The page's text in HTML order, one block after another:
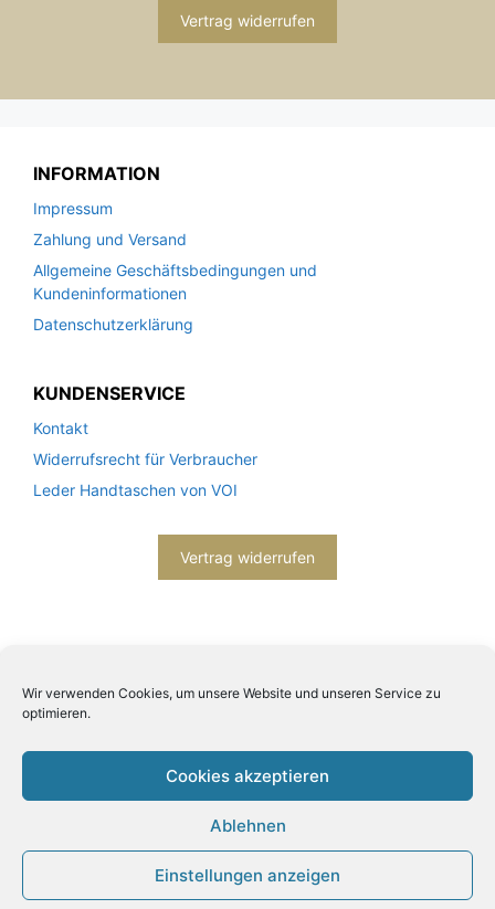
Wir verwenden Cookies, um unsere Website und unseren Service zu
optimieren.
Cookies akzeptieren
Ablehnen
Einstellungen anzeigen
Vertrag widerrufen
INFORMATION
Impressum
Zahlung und Versand
Allgemeine Geschäftsbedingungen und
Kundeninformationen
Datenschutzerklärung
KUNDENSERVICE
Kontakt
Widerrufsrecht für Verbraucher
Leder Handtaschen von VOI
Vertrag widerrufen
2026© Engels mode schmuck -Datenschutzerklärung
Impressum- Bitte beachten Sie unsere
Produkt zum Warenkorb hinzugefügt.